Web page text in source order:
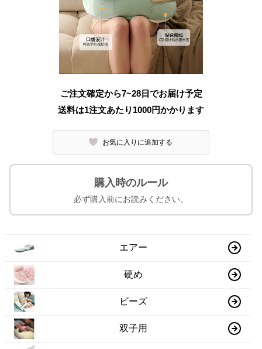
ご注文確定から7~28日でお届け予定
送料は1注文あたり 1000円かかります
お気に入りに追加する
購入時のルール
必ず購入前にお読みください。
エアー
硬め
ビーズ
双子用